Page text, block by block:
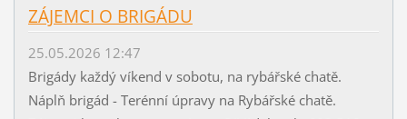
ZÁJEMCI O BRIGÁDU
25.05.2026 12:47
Brigády každý víkend v sobotu, na rybářské chatě.
Náplň brigád - Terénní úpravy na Rybářské chatě.